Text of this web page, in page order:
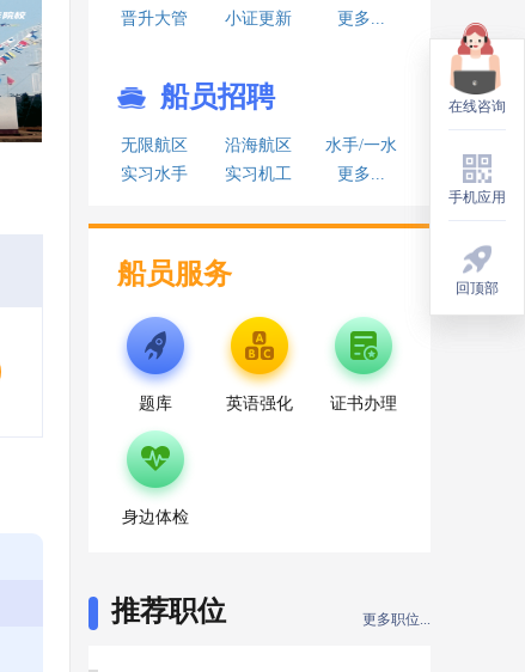
晋升大管
小证更新 更多...
船员招聘
无限航区 沿海航区
水手/一水
实习水手
实习机工 更多...
船员服务
题库 英语强化 证书办理
身边体检
推荐职位 更多职位...
在线咨询
手机应用
回顶部
在线咨询
手机应用
回顶部